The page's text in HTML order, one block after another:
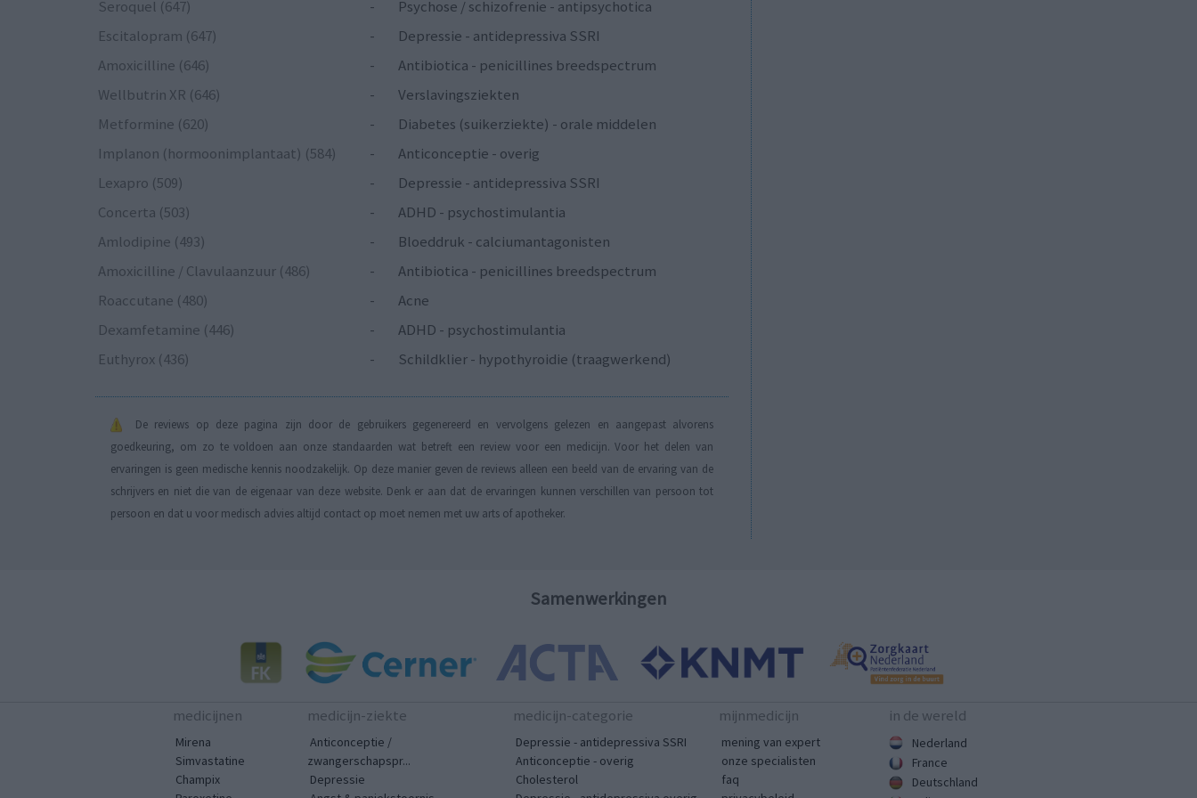
Seroquel (647)
-
Psychose / schizofrenie - antipsychotica
Escitalopram (647)
-
Depressie - antidepressiva SSRI
Amoxicilline (646)
-
Antibiotica - penicillines breedspectrum
Wellbutrin XR (646)
-
Verslavingsziekten
Metformine (620)
-
Diabetes (suikerziekte) - orale middelen
Implanon (hormoonimplantaat) (584)
-
Anticonceptie - overig
Lexapro (509)
-
Depressie - antidepressiva SSRI
Concerta (503)
-
ADHD - psychostimulantia
Amlodipine (493)
-
Bloeddruk - calciumantagonisten
Amoxicilline / Clavulaanzuur (486)
-
Antibiotica - penicillines breedspectrum
Roaccutane (480)
-
Acne
Dexamfetamine (446)
-
ADHD - psychostimulantia
Euthyrox (436)
- Schildklier - hypothyroidie (traagwerkend)
De reviews op deze pagina zijn door de gebruikers gegenereerd en vervolgens gelezen en aangepast alvorens
goedkeuring, om zo te voldoen aan onze standaarden wat betreft een review voor een medicijn. Voor het delen van
ervaringen is geen medische kennis noodzakelijk. Op deze manier geven de reviews alleen een beeld van de ervaring van de
schrijvers en niet die van de eigenaar van deze website. Denk er aan dat de ervaringen kunnen verschillen van persoon tot
persoon en dat u voor medisch advies altijd contact op moet nemen met uw arts of apotheker.
Samenwerkingen
medicijnen
Mirena
Simvastatine
Champix
medicijn-ziekte
Anticonceptie /
zwangerschapspr...
Depressie
medicijn-categorie
Depressie - antidepressiva SSRI
Anticonceptie - overig
Cholesterol
mijnmedicijn
mening van expert
onze specialisten
faq
in de wereld
Nederland
France
Deutschland